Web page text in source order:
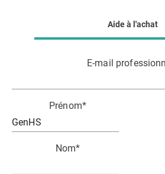
Aide à l'achat
E-mail
Prénom*
Nom*